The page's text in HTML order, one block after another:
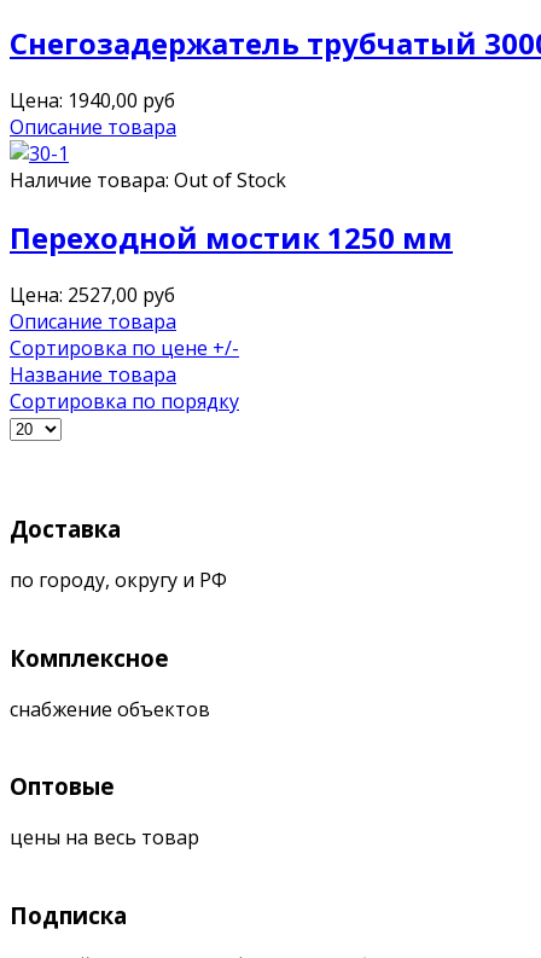
Снегозадержатель трубчатый
Цена: 1940,00 руб
Описание товара
Наличие товара: Out of Stock
Переходной мостик 1250 мм
Цена: 2527,00 руб
Описание товара
Сортировка по цене +/-
Название товара
Сортировка по порядку
Доставка
по городу, округу и РФ
Комплексное
снабжение объектов
Оптовые
цены на весь товар
Подписка